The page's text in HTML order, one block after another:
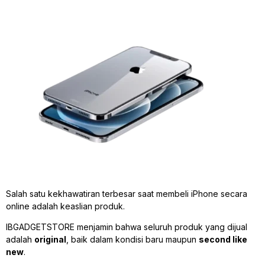
Salah satu kekhawatiran terbesar saat membeli iPhone secara
online adalah keaslian produk.
IBGADGETSTORE menjamin bahwa seluruh produk yang dijual
adalah original , baik dalam kondisi baru maupun second like
new.